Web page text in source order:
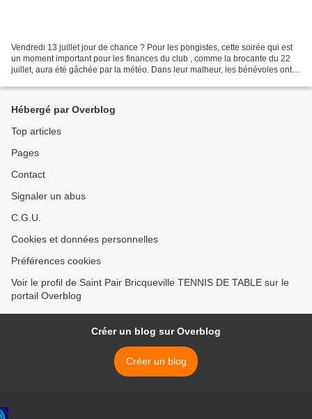
Vendredi 13 juillet jour de chance ? Pour les pongistes, cette soirée qui est
un moment important pour les finances du club , comme la brocante du 22
juillet, aura été gâchée par la météo. Dans leur malheur, les bénévoles ont
Hébergé par Overblog
Top articles
Pages
Contact
Signaler un abus
C.G.U.
Cookies et données personnelles
Préférences cookies
Voir le profil de Saint Pair Bricqueville TENNIS DE TABLE sur le
portail Overblog
Créer un blog sur Overblog
Créer un blog